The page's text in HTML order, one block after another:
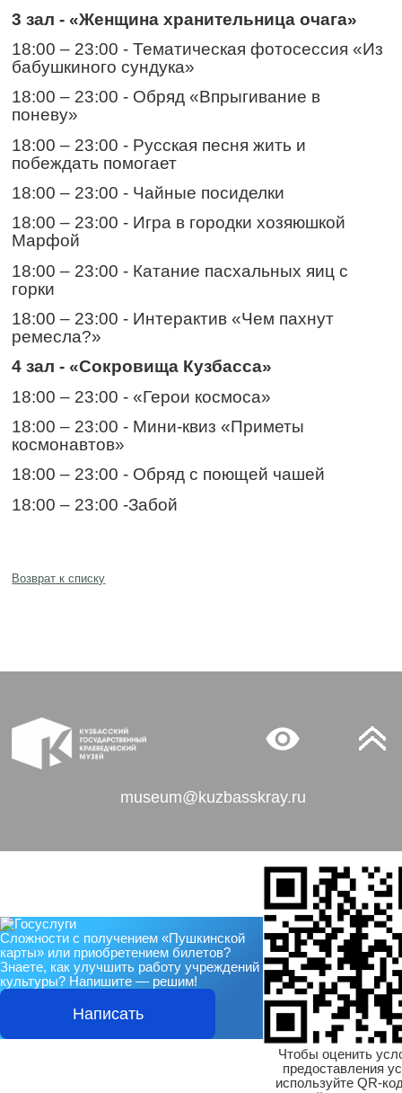
3 зал - «Женщина хранительница очага»
18:00 – 23:00 - Тематическая фотосессия «Из
бабушкиного сундука»
18:00 – 23:00 - Обряд «Впрыгивание в
поневу»
18:00 – 23:00 - Русская песня жить и
побеждать помогает
18:00 – 23:00 - Чайные посиделки
18:00 – 23:00 - Игра в городки хозяюшкой
Марфой
18:00 – 23:00 - Катание пасхальных яиц с
горки
18:00 – 23:00 - Интерактив «Чем пахнут
ремесла?»
4 зал -«Сокровища Кузбасса»
18:00 – 23:00 - «Герои космоса»
18:00 – 23:00 - Мини-квиз «Приметы
космонавтов»
18:00 – 23:00 - Обряд с поющей чашей
18:00 – 23:00 -Забой
Возврат к списку
museum@kuzbasskray.ru
Сложности с получением «Пушкинской
карты» или приобретением билетов?
Знаете, как улучшить работу учреждений
культуры? Напишите — решим!
Написать
Чтобы оценить
предоставления
используйте QR-